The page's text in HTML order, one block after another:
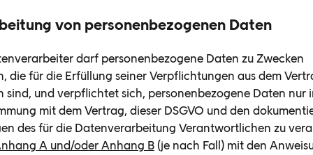
von personenbezogenen Daten
darf personenbezogene Daten zu Zwecken
die für die Erfüllung seiner Verpflichtungen aus dem
sind, und verpflichtet sich, personenbezogene Daten nur
mit dem Vertrag, dieser DSGVO und den
des für die Datenverarbeitung Verantwortlichen zu
A und/oder Anhang B(je nach Fall) mit den